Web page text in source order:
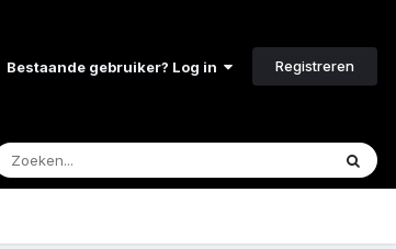
Bestaande gebruiker? Log in Registreren